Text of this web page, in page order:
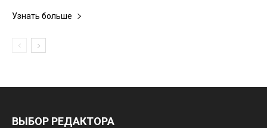
Узнать больше
ВЫБОР РЕДАКТОРА